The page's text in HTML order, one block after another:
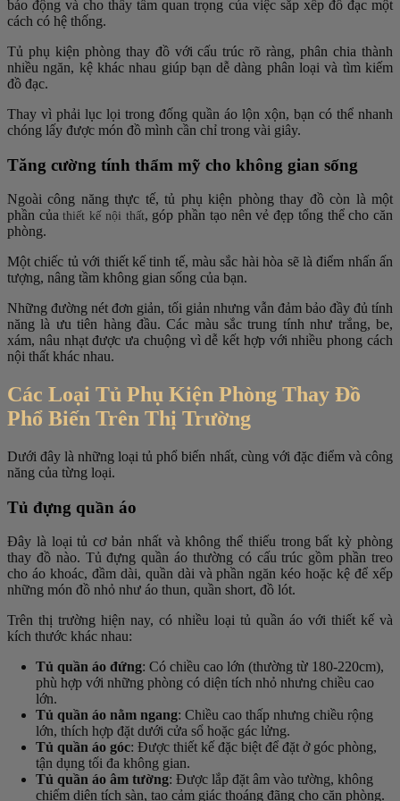
báo động và cho thấy tầm quan trọng của việc sắp xếp đồ đạc một
cách có hệ thống.
Tủ phụ kiện phòng thay đồ với cấu trúc rõ ràng, phân chia thành
nhiều ngăn, kệ khác nhau giúp bạn dễ dàng phân loại và tìm kiếm
đồ đạc.
Thay vì phải lục lọi trong đống quần áo lộn xộn, bạn có thể nhanh
chóng lấy được món đồ mình cần chỉ trong vài giây.
Tăng cường tính thẩm mỹ cho không gian sống
Ngoài công năng thực tế, tủ phụ kiện phòng thay đồ còn là một
phần củathiết kế nội thất, góp phần tạo nên vẻ đẹp tổng thể cho căn
phòng.
Một chiếc tủ với thiết kế tinh tế, màu sắc hài hòa sẽ là điểm nhấn ấn
tượng, nâng tầm không gian sống của bạn.
Những đường nét đơn giản, tối giản nhưng vẫn đảm bảo đầy đủ tính
năng là ưu tiên hàng đầu. Các màu sắc trung tính như trắng, be,
xám, nâu nhạt được ưa chuộng vì dễ kết hợp với nhiều phong cách
nội thất khác nhau.
Các Loại Tủ Phụ Kiện Phòng Thay Đồ
Phổ Biến Trên Thị Trường
Dưới đây là những loại tủ phổ biến nhất, cùng với đặc điểm và công
năng của từng loại.
Tủ đựng quần áo
Đây là loại tủ cơ bản nhất và không thể thiếu trong bất kỳ phòng
thay đồ nào. Tủ đựng quần áo thường có cấu trúc gồm phần treo
cho áo khoác, đầm dài, quần dài và phần ngăn kéo hoặc kệ để xếp
những món đồ nhỏ như áo thun, quần short, đồ lót.
Trên thị trường hiện nay, có nhiều loại tủ quần áo với thiết kế và
kích thước khác nhau:
Tủ quần áo đứng: Có chiều cao lớn (thường từ 180-220cm),
phù hợp với những phòng có diện tích nhỏ nhưng chiều cao
lớn.
Tủ quần áo nằm ngang: Chiều cao thấp nhưng chiều rộng
lớn, thích hợp đặt dưới cửa sổ hoặc gác lửng.
Tủ quần áo góc: Được thiết kế đặc biệt để đặt ở góc phòng,
tận dụng tối đa không gian.
Tủ quần áo âm tường: Được lắp đặt âm vào tường, không
chiếm diện tích sàn, tạo cảm giác thoáng đãng cho căn phòng.